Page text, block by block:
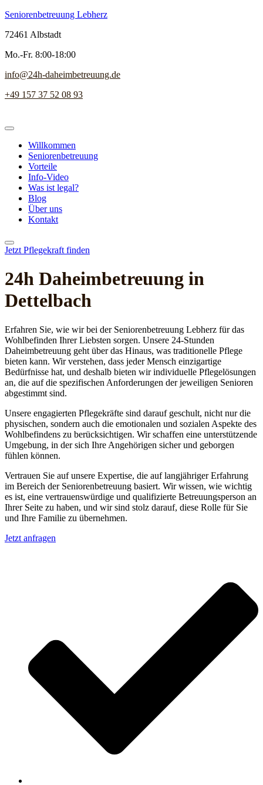
Seniorenbetreuung Lebherz
72461 Albstadt
Mo.-Fr. 8:00-18:00
info@24h-daheimbetreuung.de
+49 157 37 52 08 93
Willkommen
Seniorenbetreuung
Vorteile
Info-Video
Was ist legal?
Blog
Über uns
Kontakt
Jetzt Pflegekraft finden
24h Daheim­betreuung in
Dettelbach
Erfahren Sie, wie wir bei der Seniorenbetreuung Lebherz für das
Wohlbefinden Ihrer Liebsten sorgen. Unsere 24-Stunden
Daheimbetreuung geht über das Hinaus, was traditionelle Pflege
bieten kann. Wir verstehen, dass jeder Mensch einzigartige
Bedürfnisse hat, und deshalb bieten wir individuelle Pflegelösungen
an, die auf die spezifischen Anforderungen der jeweiligen Senioren
abgestimmt sind.
Unsere engagierten Pflegekräfte sind darauf geschult, nicht nur die
physischen, sondern auch die emotionalen und sozialen Aspekte des
Wohlbefindens zu berücksichtigen. Wir schaffen eine unterstützende
Umgebung, in der sich Ihre Angehörigen sicher und geborgen
fühlen können.
Vertrauen Sie auf unsere Expertise, die auf langjähriger Erfahrung
im Bereich der Seniorenbetreuung basiert. Wir wissen, wie wichtig
es ist, eine vertrauenswürdige und qualifizierte Betreuungsperson an
Ihrer Seite zu haben, und wir sind stolz darauf, diese Rolle für Sie
und Ihre Familie zu übernehmen.
Jetzt anfragen